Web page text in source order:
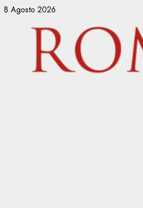
Vai
contenuto
8 Agosto 2026